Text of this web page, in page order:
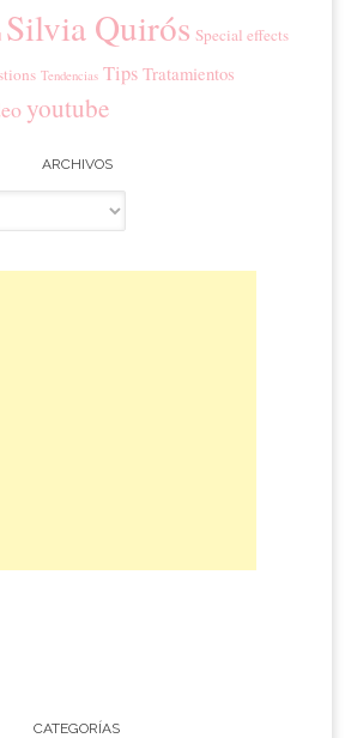
Silvia Quirós Special effects
Tendencias Tips Tratamientos
youtube
ARCHIVOS
CATEGORÍAS